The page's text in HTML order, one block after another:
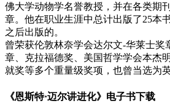
佛大学动物学名誉教授，并在各类期
章。他在职业生涯中总计出版了25本
之后出版的。
曾荣获伦敦林奈学会达尔文-华莱士奖
章、克拉福德奖、美国哲学学会本杰
就奖等多个重量级奖项，也曾当选为
《恩斯特·迈尔讲进化》电子书下载